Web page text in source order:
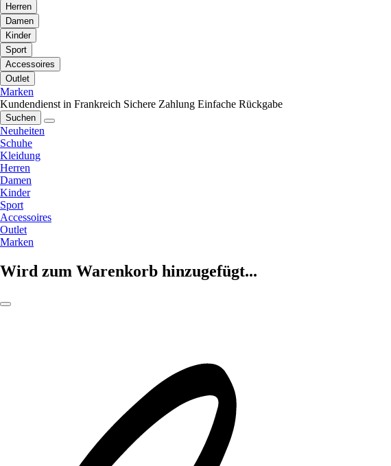
Herren
Damen
Kinder
Sport
Accessoires
Outlet
Marken
Kundendienst in Frankreich Sichere Zahlung Einfache Rückgabe
Suchen
Neuheiten
Schuhe
Kleidung
Herren
Damen
Kinder
Sport
Accessoires
Outlet
Marken
Wird zum Warenkorb hinzugefügt...